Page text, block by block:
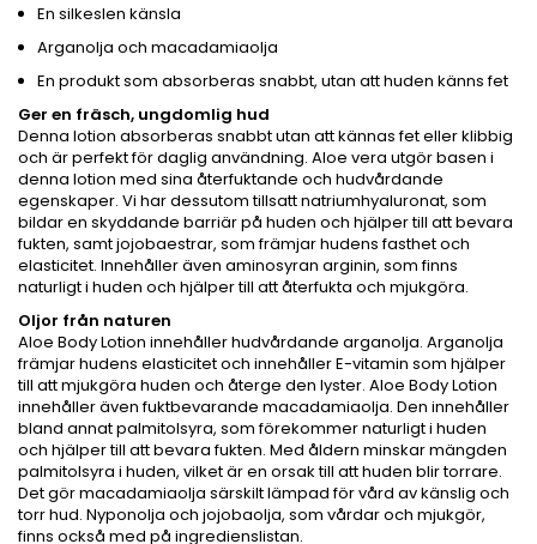
En silkeslen känsla
Arganolja och macadamiaolja
En produkt som absorberas snabbt, utan att huden känns fet
Ger en fräsch, ungdomlig hud
Denna lotion absorberas snabbt utan att kännas fet eller klibbig
och är perfekt för daglig användning. Aloe vera utgör basen i
denna lotion med sina återfuktande och hudvårdande
egenskaper. Vi har dessutom tillsatt natriumhyaluronat, som
bildar en skyddande barriär på huden och hjälper till att bevara
fukten, samt jojobaestrar, som främjar hudens fasthet och
elasticitet. Innehåller även aminosyran arginin, som finns
naturligt i huden och hjälper till att återfukta och mjukgöra.
Oljor från naturen
Aloe Body Lotion innehåller hudvårdande arganolja. Arganolja
främjar hudens elasticitet och innehåller E-vitamin som hjälper
till att mjukgöra huden och återge den lyster. Aloe Body Lotion
innehåller även fuktbevarande macadamiaolja. Den innehåller
bland annat palmitolsyra, som förekommer naturligt i huden
och hjälper till att bevara fukten. Med åldern minskar mängden
palmitolsyra i huden, vilket är en orsak till att huden blir torrare.
Det gör macadamiaolja särskilt lämpad för vård av känslig och
torr hud. Nyponolja och jojobaolja, som vårdar och mjukgör,
finns också med på ingredienslistan.